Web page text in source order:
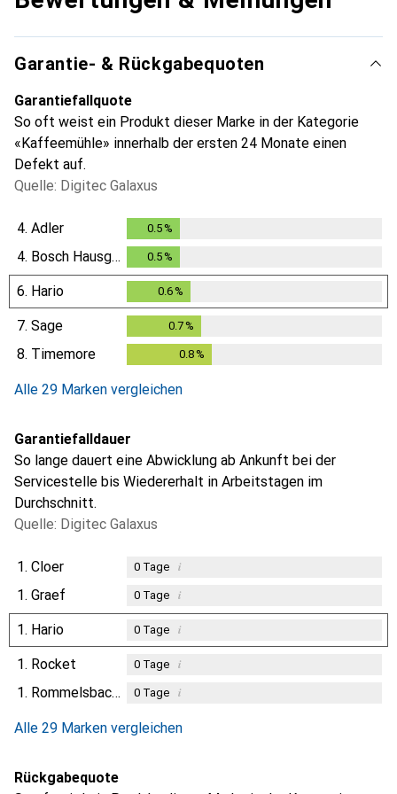
Garantie- & Rückgabequoten
Garantiefallquote
So oft weist ein Produkt dieser Marke in der Kategorie
«Kaffeemühle» innerhalb der ersten 24 Monate einen
Defekt auf.
Quelle: Digitec Galaxus
4. Adler 0.5%
4. Bosch Hausgeräte 0.5%
6. Hario 0.6%
7. Sage 0.7%
8. Timemore 0.8%
Alle 29 Marken vergleichen
Garantiefalldauer
So lange dauert eine Abwicklung ab Ankunft bei der
Servicestelle bis Wiedererhalt in Arbeitstagen im
Durchschnitt.
Quelle: Digitec Galaxus
1. Cloer 0Tage i
1. Graef 0Tage i
1. Hario 0Tage i
1. Rocket 0Tage i
1. Rommelsbacher 0Tage i
Alle 29 Marken vergleichen
Rückgabequote